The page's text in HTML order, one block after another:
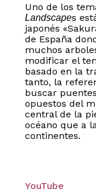
Uno de los
Landscapes
japonés
de España
muchos
modificar el
basado en la
tanto, la
buscar
opuestos del
central de la
océano que a
continentes.
YouTube